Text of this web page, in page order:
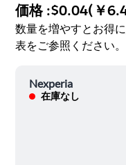
価格 :$0.04(￥
数量を増やすとお得
表をご参照ください。
Nexperia
在庫なし